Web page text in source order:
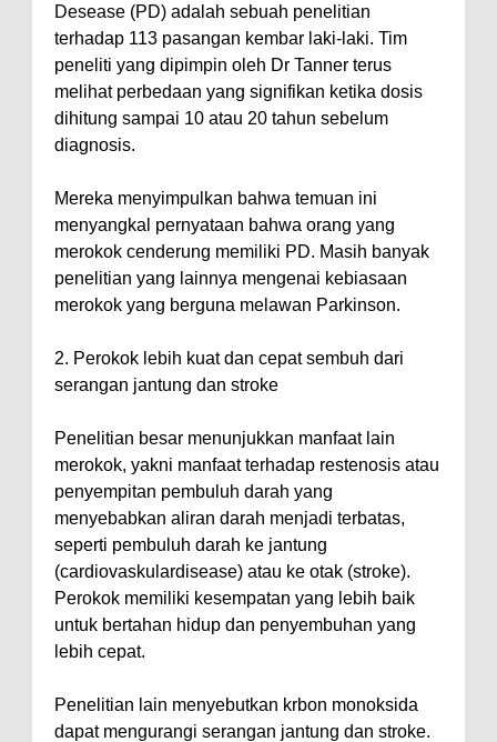
Desease (PD) adalah sebuah penelitian
terhadap 113 pasangan kembar laki-laki. Tim
peneliti yang dipimpin oleh Dr Tanner terus
melihat perbedaan yang signifikan ketika dosis
dihitung sampai 10 atau 20 tahun sebelum
diagnosis.
Mereka menyimpulkan bahwa temuan ini
menyangkal pernyataan bahwa orang yang
merokok cenderung memiliki PD. Masih banyak
penelitian yang lainnya mengenai kebiasaan
merokok yang berguna melawan Parkinson.
2. Perokok lebih kuat dan cepat sembuh dari
serangan jantung dan stroke
Penelitian besar menunjukkan manfaat lain
merokok, yakni manfaat terhadap restenosis atau
penyempitan pembuluh darah yang
menyebabkan aliran darah menjadi terbatas,
seperti pembuluh darah ke jantung
(cardiovaskulardisease) atau ke otak (stroke).
Perokok memiliki kesempatan yang lebih baik
untuk bertahan hidup dan penyembuhan yang
lebih cepat.
Penelitian lain menyebutkan krbon monoksida
dapat mengurangi serangan jantung dan stroke.